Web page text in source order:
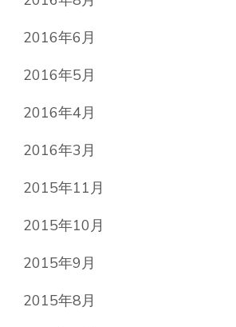
2016年6月
2016年5月
2016年4月
2016年3月
2015年11月
2015年10月
2015年9月
2015年8月